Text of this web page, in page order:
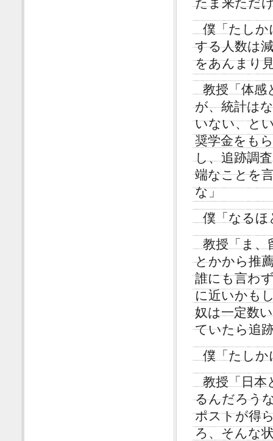
僕「たしか
する人数は
をあんまり
教授「体感
が、統計は
いない、と
奨学金をも
し、追跡調
端なことを
な」
僕「なるほ
教授「ま、
とかから推
誰にも言わ
に近いかも
奴は一定数
ていたら追
僕「たしか
教授「日本
るんだろう
ポストが得
ろ、そんな